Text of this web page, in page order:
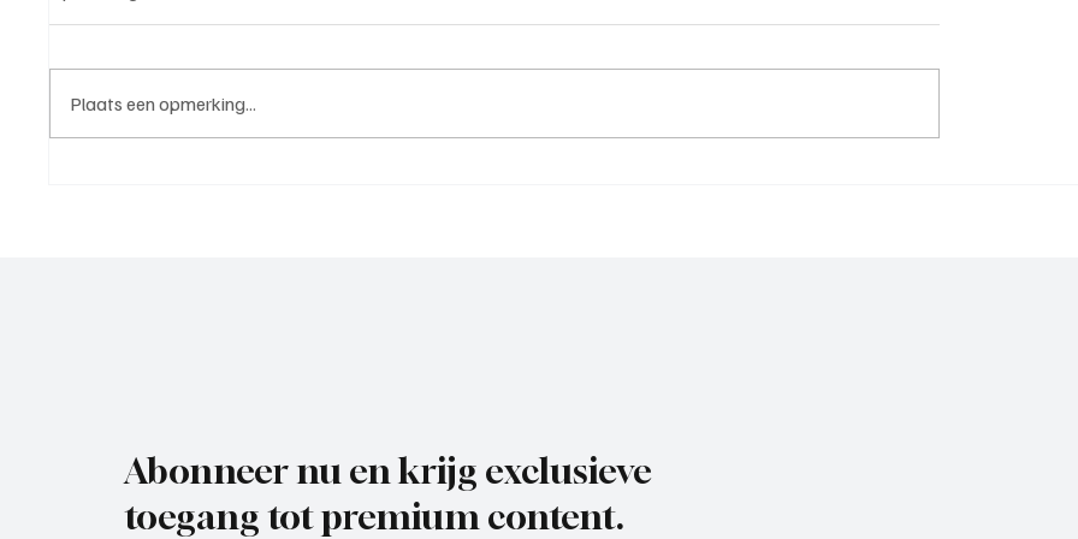
Plaats een opmerking...
Abonneer nu en krijg exclusieve
toegang tot premium content.